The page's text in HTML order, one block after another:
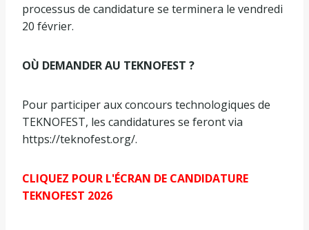
processus de candidature se terminera le vendredi
20 février.
OÙ DEMANDER AU TEKNOFEST ?
Pour participer aux concours technologiques de
TEKNOFEST, les candidatures se feront via
https://teknofest.org/.
CLIQUEZ POUR L'ÉCRAN DE CANDIDATURE
TEKNOFEST 2026